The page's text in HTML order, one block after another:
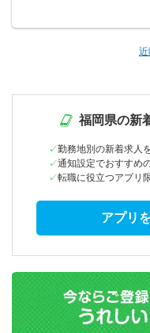
福岡県の新
勤務地別の新着求人
通知設定でおすすめ
転職に役立つアプリ
アプリ